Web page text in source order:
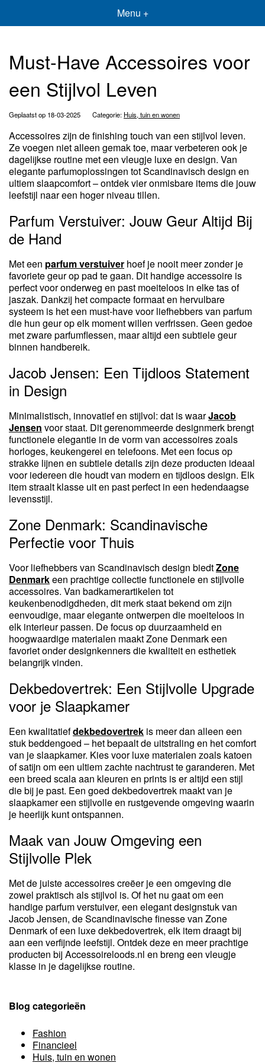
Menu +
Must-Have Accessoires voor
een Stijlvol Leven
Geplaatst op 18-03-2025 Categorie: Huis, tuin en wonen
Accessoires zijn de finishing touch van een stijlvol leven.
Ze voegen niet alleen gemak toe, maar verbeteren ook je
dagelijkse routine met een vleugje luxe en design. Van
elegante parfumoplossingen tot Scandinavisch design en
ultiem slaapcomfort – ontdek vier onmisbare items die jouw
leefstijl naar een hoger niveau tillen.
Parfum Verstuiver: Jouw Geur Altijd Bij
de Hand
Met een parfum verstuiver hoef je nooit meer zonder je
favoriete geur op pad te gaan. Dit handige accessoire is
perfect voor onderweg en past moeiteloos in elke tas of
jaszak. Dankzij het compacte formaat en hervulbare
systeem is het een must-have voor liefhebbers van parfum
die hun geur op elk moment willen verfrissen. Geen gedoe
met zware parfumflessen, maar altijd een subtiele geur
binnen handbereik.
Jacob Jensen: Een Tijdloos Statement
in Design
Minimalistisch, innovatief en stijlvol: dat is waarJacob
Jensen voor staat. Dit gerenommeerde designmerk brengt
functionele elegantie in de vorm van accessoires zoals
horloges, keukengerei en telefoons. Met een focus op
strakke lijnen en subtiele details zijn deze producten ideaal
voor iedereen die houdt van modern en tijdloos design. Elk
item straalt klasse uit en past perfect in een hedendaagse
levensstijl.
Zone Denmark: Scandinavische
Perfectie voor Thuis
Voor liefhebbers van Scandinavisch design biedtZone
Denmarkeen prachtige collectie functionele en stijlvolle
accessoires. Van badkamerartikelen tot
keukenbenodigdheden, dit merk staat bekend om zijn
eenvoudige, maar elegante ontwerpen die moeiteloos in
elk interieur passen. De focus op duurzaamheid en
hoogwaardige materialen maakt Zone Denmark een
favoriet onder designkenners die kwaliteit en esthetiek
belangrijk vinden.
Dekbedovertrek: Een Stijlvolle Upgrade
voor je Slaapkamer
Een kwalitatiefdekbedovertrek is meer dan alleen een
stuk beddengoed – het bepaalt de uitstraling en het comfort
van je slaapkamer. Kies voor luxe materialen zoals katoen
of satijn om een ultiem zachte nachtrust te garanderen. Met
een breed scala aan kleuren en prints is er altijd een stijl
die bij je past. Een goed dekbedovertrek maakt van je
slaapkamer een stijlvolle en rustgevende omgeving waarin
je heerlijk kunt ontspannen.
Maak van Jouw Omgeving een
Stijlvolle Plek
Met de juiste accessoires creëer je een omgeving die
zowel praktisch als stijlvol is. Of het nu gaat om een
handige parfum verstuiver, een elegant designstuk van
Jacob Jensen, de Scandinavische finesse van Zone
Denmark of een luxe dekbedovertrek, elk item draagt bij
aan een verfijnde leefstijl. Ontdek deze en meer prachtige
producten bij Accessoireloods.nl en breng een vleugje
klasse in je dagelijkse routine.
Blog categorieën
Fashion
Financieel
Huis, tuin en wonen